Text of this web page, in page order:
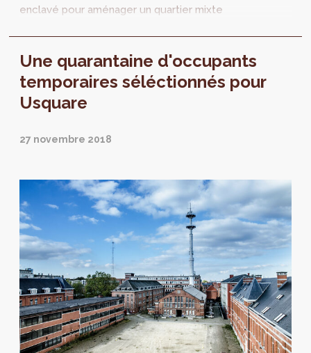
enclavé pour aménager un quartier mixte
Une quarantaine d'occupants
temporaires séléctionnés pour
Usquare
27 novembre 2018